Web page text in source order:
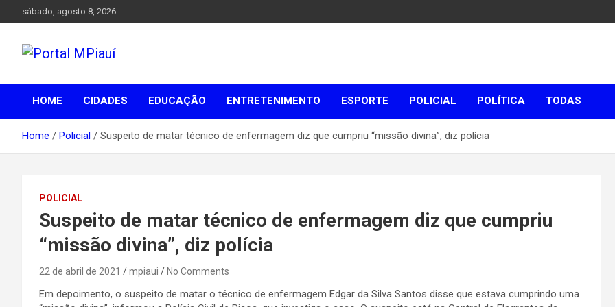
to
sábado, agosto 8, 2026
Portal MPiauí
Parnaíba
HOME
CIDADES EDUCAÇÃO ENTRETENIMENTO ESPORTE POLICIAL POLÍTICA TODAS
Home Policial Suspeito de matar técnico de enfermagem diz que cumpriu “missão divina”, diz polícia
POLICIAL
Suspeito de matar técnico de enfermagem diz que cumpriu
“missão divina”, diz polícia
22 de abril de 2021 mpiaui No Comments
Em depoimento, o suspeito de matar o técnico de enfermagem Edgar da Silva Santos disse que estava cumprindo uma